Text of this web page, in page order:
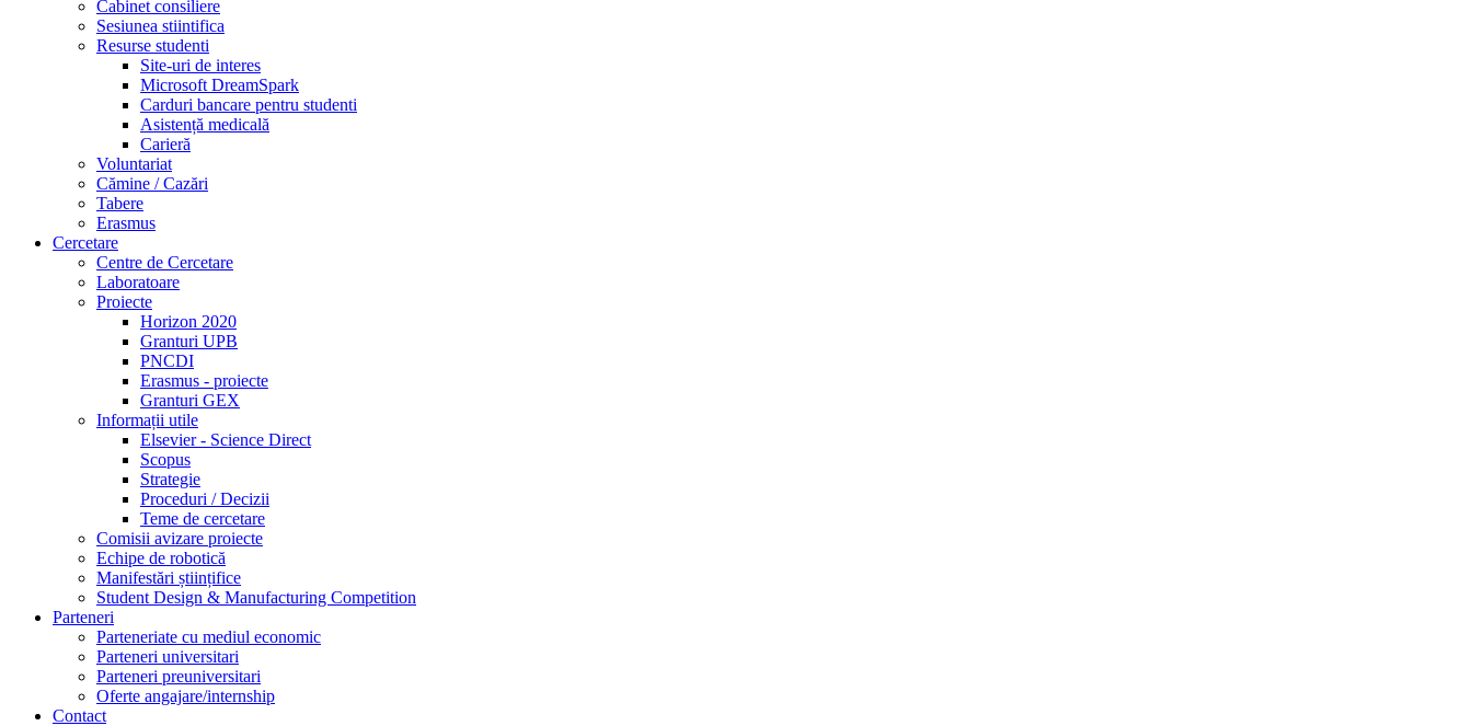
Cabinet consiliere
Sesiunea stiintifica
Resurse studenti
Site-uri de interes
Microsoft DreamSpark
Carduri bancare pentru studenti
Asistență medicală
Carieră
Voluntariat
Cămine / Cazări
Tabere
Erasmus
Cercetare
Centre de Cercetare
Laboratoare
Proiecte
Horizon 2020
Granturi UPB
PNCDI
Erasmus - proiecte
Granturi GEX
Informații utile
Elsevier - Science Direct
Scopus
Strategie
Proceduri / Decizii
Teme de cercetare
Comisii avizare proiecte
Echipe de robotică
Manifestări științifice
Student Design & Manufacturing Competition
Parteneri
Parteneriate cu mediul economic
Parteneri universitari
Parteneri preuniversitari
Oferte angajare/internship
Contact